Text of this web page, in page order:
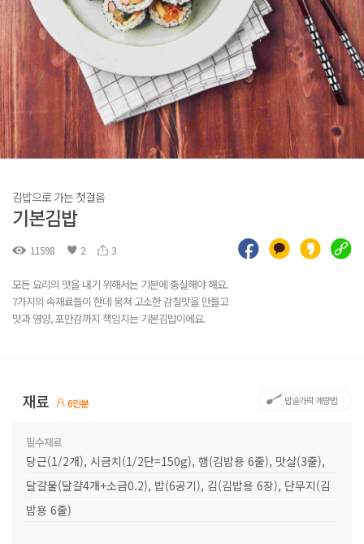
김밥으로 가는 첫걸음
기본김밥
11598 2 3
모든 요리의 맛을 내기 위해서는 기본에 충실해야 해요.
7가지의 속재료들이 한데 뭉쳐 고소한 감칠맛을 만들고
맛과 영양, 포만감까지 책임지는 기본김밥이에요.
재료 6인분 밥숟가락 계량법
필수재료
당근(1/2개), 시금치(1/2단=150g), 햄(김밥용 6줄), 맛살(3줄),
달걀물(달걀4개+소금0.2), 밥(6공기), 김(김밥용 6장), 단무지(김
밥용 6줄)